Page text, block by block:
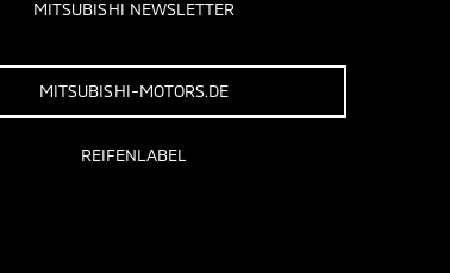
MITSUBISHI NEWSLETTER
MITSUBISHI-MOTORS.DE
REIFENLABEL